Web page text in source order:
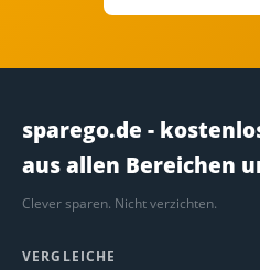
sparego.de -
aus allen Bereichen
Clever sparen. Nicht verzichten.
VERGLEICHE